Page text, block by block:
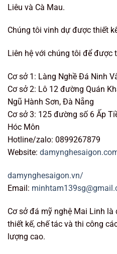
Liêu và Cà Mau.
Chúng tôi vinh dự được thiết
Liên hệ với chúng tôi để được
Cơ sở 1: Làng Nghề Đá Ninh
Cơ sở 2: Lô 12 đường Quán
Ngũ Hành Sơn, Đà Nẵng
Cơ sở 3: 125 đường số 6 Ấp
Hóc Môn
Hotline/zalo: 0899267879
Website:
damynghesaigon.vn/
Email:
Cơ sở đá mỹ nghệ Mai Linh
thiết kế, chế tác và thi công
lượng cao.